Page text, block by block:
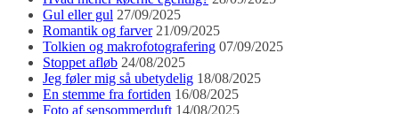
Gul eller gul 27/09/2025
Romantik og farver 21/09/2025
Tolkien og makrofotografering 07/09/2025
Stoppet afløb 24/08/2025
Jeg føler mig så ubetydelig 18/08/2025
En stemme fra fortiden 16/08/2025
Foto af sensommerduft 14/08/2025